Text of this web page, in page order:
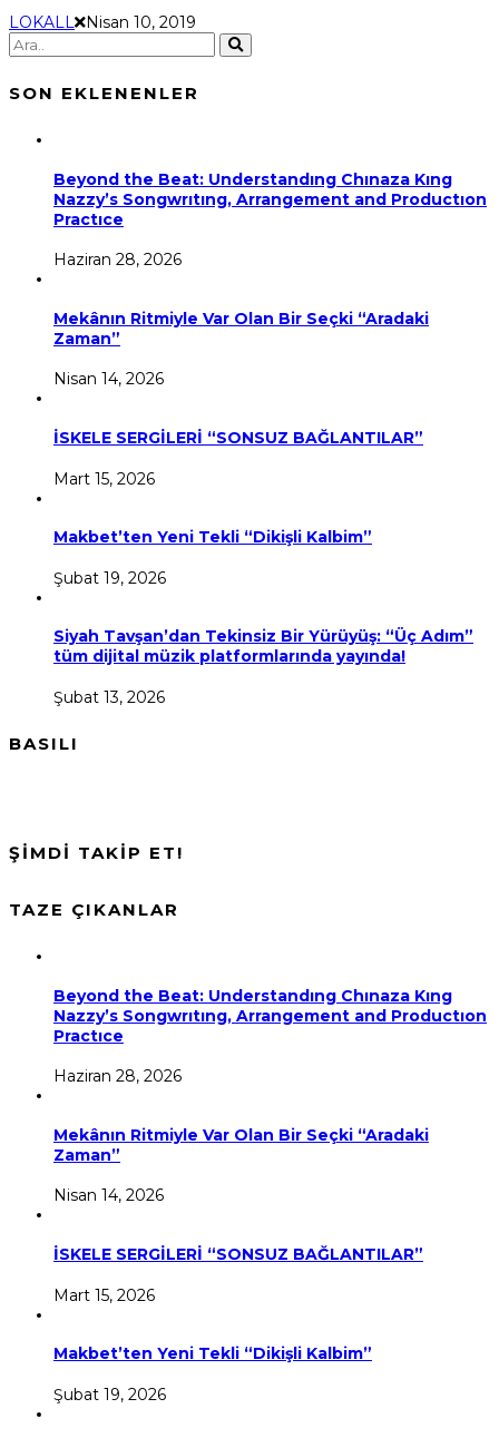
LOKALL Nisan 10, 2019
SON EKLENENLER
Beyond the Beat: Understandıng Chınaza Kıng
Nazzy’s Songwrıtıng, Arrangement and Productıon
Practıce
Haziran 28, 2026
Mekânın Ritmiyle Var Olan Bir Seçki “Aradaki
Zaman”
Nisan 14, 2026
İSKELE SERGİLERİ “SONSUZ BAĞLANTILAR”
Mart 15, 2026
Makbet’ten Yeni Tekli “Dikişli Kalbim”
Şubat 19, 2026
Siyah Tavşan’dan Tekinsiz Bir Yürüyüş: “Üç Adım”
tüm dijital müzik platformlarında yayında!
Şubat 13, 2026
BASILI
ŞİMDİ TAKİP ET!
TAZE ÇIKANLAR
Beyond the Beat: Understandıng Chınaza Kıng
Nazzy’s Songwrıtıng, Arrangement and Productıon
Practıce
Haziran 28, 2026
Mekânın Ritmiyle Var Olan Bir Seçki “Aradaki
Zaman”
Nisan 14, 2026
İSKELE SERGİLERİ “SONSUZ BAĞLANTILAR”
Mart 15, 2026
Makbet’ten Yeni Tekli “Dikişli Kalbim”
Şubat 19, 2026